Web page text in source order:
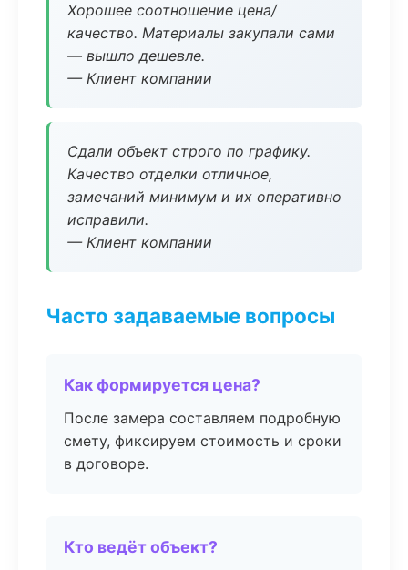
Хорошее соотношение цена/
качество. Материалы закупали сами
— вышло дешевле.
— Клиент компании
Сдали объект строго по графику.
Качество отделки отличное,
замечаний минимум и их оперативно
исправили.
— Клиент компании
Часто задаваемые вопросы
Как формируется цена?
После замера составляем подробную
смету, фиксируем стоимость и сроки
в договоре.
Кто ведёт объект?